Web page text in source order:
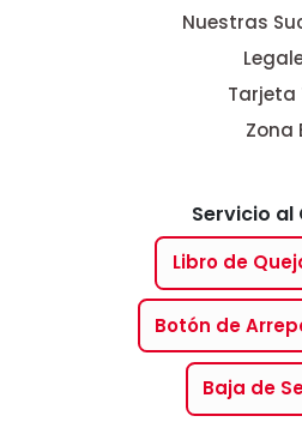
Nuestras
Tarjeta
Zona
Servicio al
Libro de
Botón de
Baja de